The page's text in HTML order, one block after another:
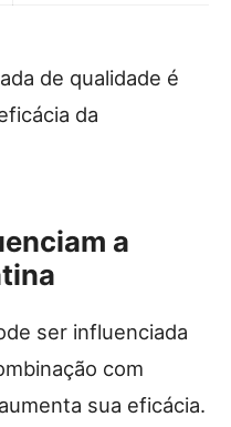
de qualidade é
da
a
ser influenciada
com
sua eficácia.